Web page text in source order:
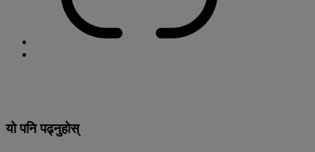
यो पनि पढ्नुहोस्